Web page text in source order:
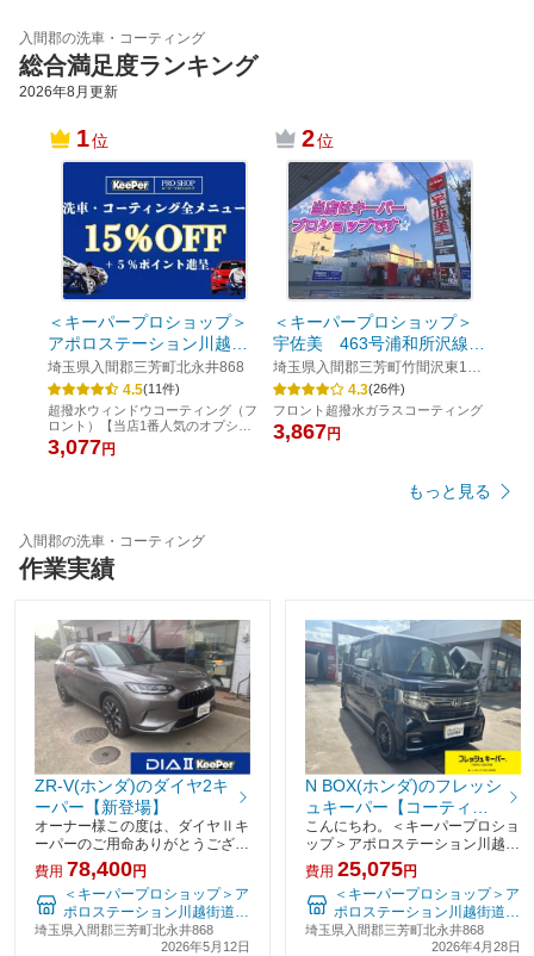
入間郡の洗車・コーティング
総合満足度ランキング
2026年8月更新
1位
＜キーパープロショップ＞
アポロステーション川越街
道大井SS
埼玉県入間郡三芳町北永井868
4.5(11件)
超撥水ウィンドウコーティング（フ
ロント）【当店1番人気のオプショ
ンメニュー】
3,077円
2位
＜キーパープロショップ＞
宇佐美 463号浦和所沢線所
沢インター
埼玉県入間郡三芳町竹間沢東11-
5
4.3(26件)
フロント超撥水ガラスコーティング
3,867円
もっと見る
入間郡の洗車・コーティング
作業実績
ZR-V(ホンダ)のダイヤ2キ
ーパー【新登場】
オーナー様この度は、ダイヤⅡキ
ーパーのご用命ありがとうござい
ました。ツヤツヤになった愛車、
オーナー様にも喜んでいただけて
良かったです！ダイヤⅡキーパー
は、キーパーの原点のダイヤモン
ドキーパーが新しい輝
費用 78,400円
＜キーパープロショップ＞ア
ポロステーション川越街道大
井SS
埼玉県入間郡三芳町北永井868
2026年5月12日
N BOX(ホンダ)のフレッシ
ュキーパー【コーティン
グ初心者にもおすすめ！
勝手にキレイを体感しよ
う！】
こんにちわ。＜キーパープロショ
ップ＞アポロステーション川越街
道大井SSです。N-BOXにフレッ
シュキーパーを施行させて頂きま
した。大切なお車を当店にお任せ
いただきありがとうございます。
フレッシュキーパ
費用 25,075円
＜キーパープロショップ＞ア
ポロステーション川越街道大
井SS
埼玉県入間郡三芳町北永井868
2026年4月28日